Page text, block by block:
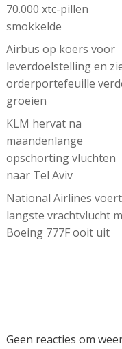
70.000 xtc-pillen
smokkelde
Airbus op koers voor
leverdoelstelling en
orderportefeuille
groeien
KLM hervat na
maandenlange
opschorting vluchten
naar Tel Aviv
National Airlines voert
langste vrachtvlucht
Boeing 777F ooit uit
Geen reacties om